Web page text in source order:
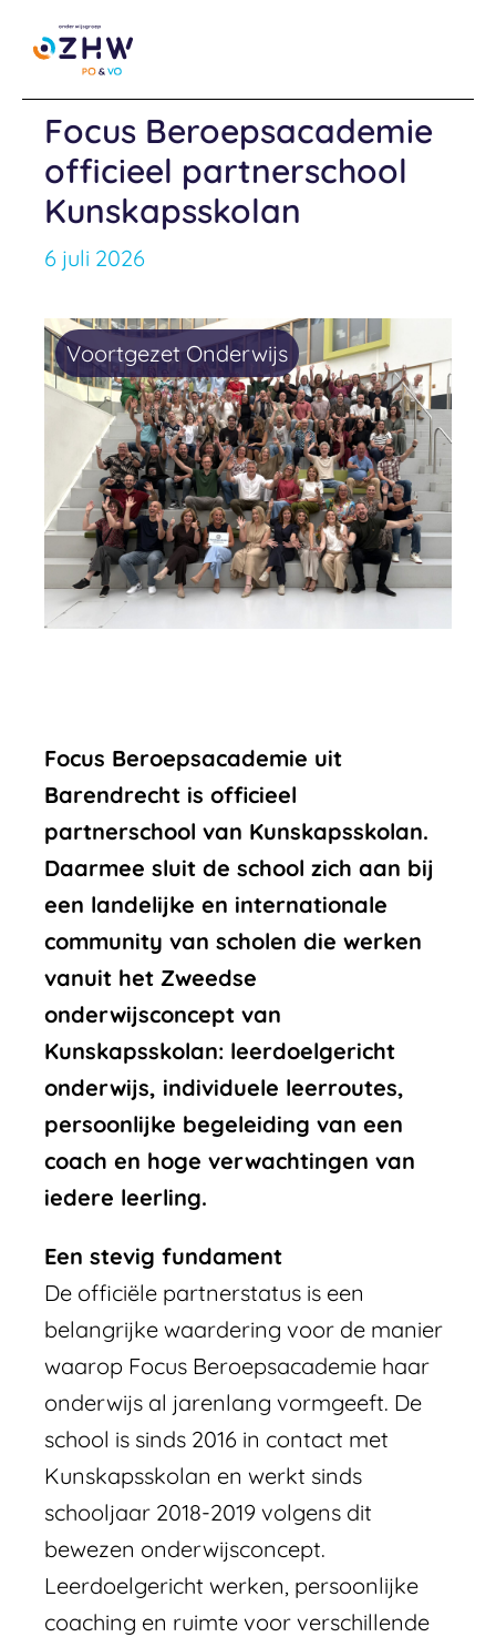
naar
inhoudFocus Beroepsacademie
officieel partnerschool
Kunskapsskolan
6 juli 2026
Voortgezet Onderwijs
Focus Beroepsacademie uit
Barendrecht is officieel
partnerschool van Kunskapsskolan.
Daarmee sluit de school zich aan bij
een landelijke en internationale
community van scholen die werken
vanuit het Zweedse
onderwijsconcept van
Kunskapsskolan: leerdoelgericht
onderwijs, individuele leerroutes,
persoonlijke begeleiding van een
coach en hoge verwachtingen van
iedere leerling.
Een stevig fundament
De officiële partnerstatus is een
belangrijke waardering voor de manier
waarop Focus Beroepsacademie haar
onderwijs al jarenlang vormgeeft. De
school is sinds 2016 in contact met
Kunskapsskolan en werkt sinds
schooljaar 2018-2019 volgens dit
bewezen onderwijsconcept.
Leerdoelgericht werken, persoonlijke
coaching en ruimte voor verschillende